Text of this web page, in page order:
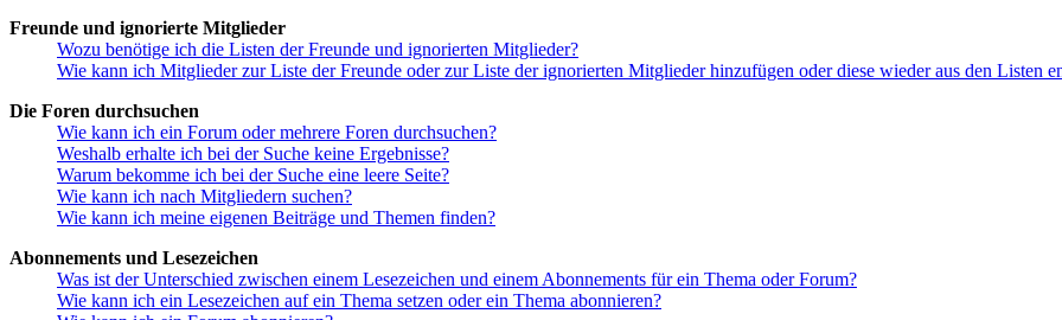
Freunde und ignorierte Mitglieder
Wozu benötige ich die Listen der Freunde und ignorierten Mitglieder?
Wie kann ich Mitglieder zur Liste der Freunde oder zur Liste der ignorierten Mitglieder hinzufügen oder diese wieder aus den Listen
Die Foren durchsuchen
Wie kann ich ein Forum oder mehrere Foren durchsuchen?
Weshalb erhalte ich bei der Suche keine Ergebnisse?
Warum bekomme ich bei der Suche eine leere Seite?
Wie kann ich nach Mitgliedern suchen?
Wie kann ich meine eigenen Beiträge und Themen finden?
Abonnements und Lesezeichen
Was ist der Unterschied zwischen einem Lesezeichen und einem Abonnements für ein Thema oder Forum?
Wie kann ich ein Lesezeichen auf ein Thema setzen oder ein Thema abonnieren?